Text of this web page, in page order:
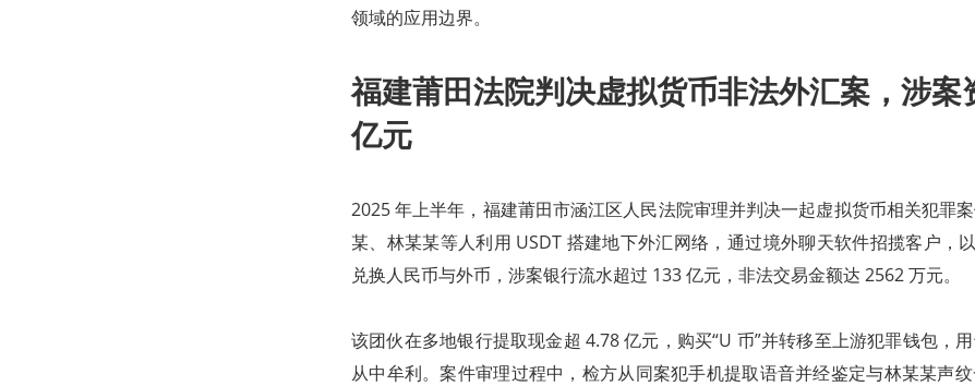
领域的应用边界。
福建莆田法院判决虚拟货币非法外汇案，涉案
亿元
2025 年上半年，福建莆田市涵江区人民法院审理并判决一起虚拟货币相关犯罪
某、林某某等人利用 USDT 搭建地下外汇网络，通过境外聊天软件招揽客户，
兑换人民币与外币，涉案银行流水超过 133 亿元，非法交易金额达 2562 万元。
该团伙在多地银行提取现金超 4.78 亿元，购买“U 币”并转移至上游犯罪钱包，
从中牟利。案件审理过程中，检方从同案犯手机提取语音并经鉴定与林某某声